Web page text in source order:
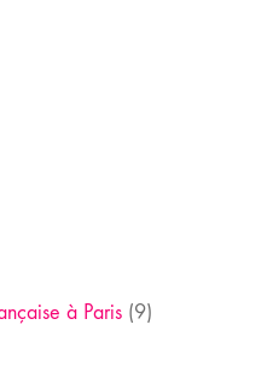
à Paris (9)